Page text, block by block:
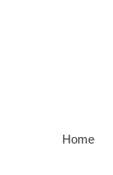
Home